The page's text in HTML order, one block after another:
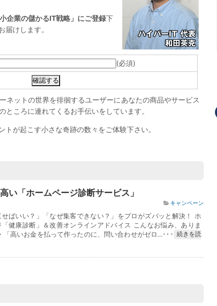
企業の儲かるIT戦略」にご登録下
届けします。
(必須)
ネットの世界を徘徊するユーザーにあなたの商品やサービス
ところに連れてくるお手伝いをしています。
が起こす小さな奇跡の数々をご体験下さい。
い「ホームページ診断サービス」
キャンペーン
せばいい？」「なぜ集客できない？」をプロがズバッと解決！ ホ
「健康診断」＆改善オンラインアドバイス こんなお悩み、ありま
「高いお金を払って作ったのに、問い合わせがゼロ…･･･
続きを読